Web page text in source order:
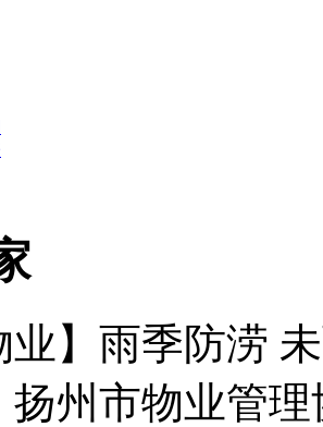
业】雨季防涝
州市物业管